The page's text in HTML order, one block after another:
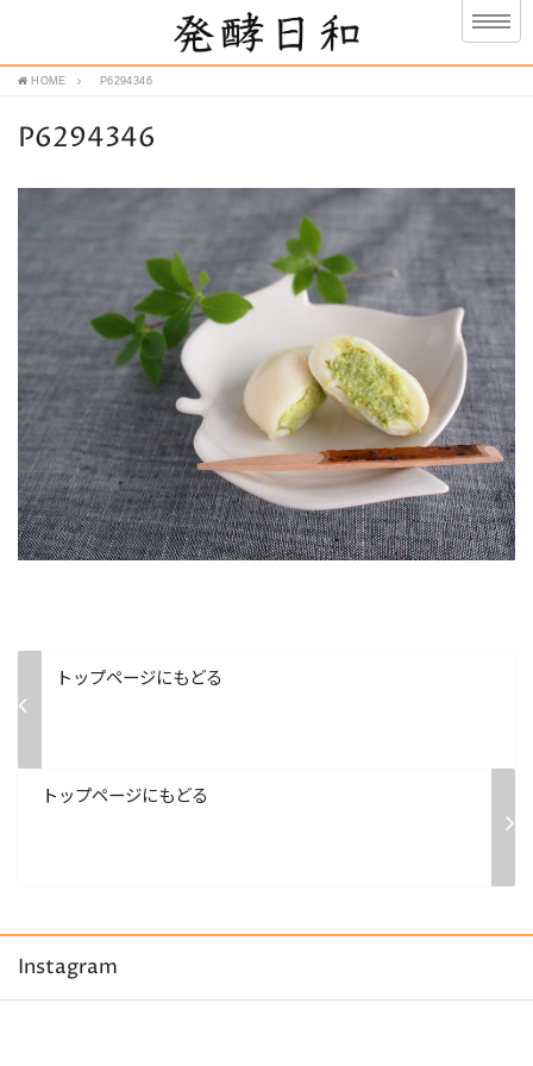
HOME P6294346
P6294346
トップページにもどる
トップページにもどる
Instagram